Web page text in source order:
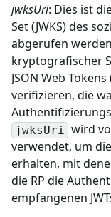
jwksUri: Dies ist
Set (JWKS) des
abgerufen
kryptografischer
JSON Web
verifizieren, die
jwksUri
wird
verwendet, um
erhalten, mit
die RP die
empfangenen